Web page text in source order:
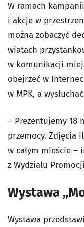
W ramach
i akcje w
można zobaczyć
wiatach
w komunikacji
obejrzeć w
w MPK, a
– Prezentujemy
przemocy. Zdjęcia
w całym mieście –
z Wydziału
Wystawa
Wystawa